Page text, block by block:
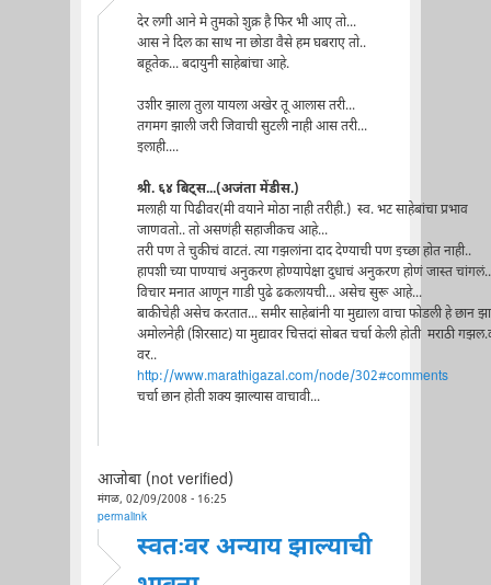
देर लगी आने मे तुमको शुक्र है फिर भी आए तो...
आस ने दिल का साथ ना छोडा वैसे हम घबराए तो..
बहूतेक... बदायुनी साहेबांचा आहे.
उशीर झाला तुला यायला अखेर तू आलास तरी...
तगमग झाली जरी जिवाची सुटली नाही आस तरी...
इलाही....
श्री. ६४ बिट्स...(अजंता मेंडीस.)
मलाही या पिढीवर(मी वयाने मोठा नाही तरीही.) स्व. भट साहेबांचा प्रभाव
जाणवतो.. तो असणंही सहाजीकच आहे...
तरी पण ते चुकीचं वाटतं. त्या गझलांना दाद देण्याची पण इच्छा होत नाही..
हापशी च्या पाण्याचं अनुकरण होण्यापेक्षा दुधाचं अनुकरण होणं जास्त
विचार मनात आणून गाडी पुढे ढकलायची... असेच सुरू आहे...
बाकीचेही असेच करतात... समीर साहेबांनी या मुद्याला वाचा फोडली हे छान
अमोलनेही (शिरसाट) या मुद्यावर चित्तदां सोबत चर्चा केली होती मराठी
वर..
http://www.marathigazal.com/node/302#comments
चर्चा छान होती शक्य झाल्यास वाचावी...
आजोबा (not verified)
मंगळ, 02/09/2008 - 16:25
permalink
स्वतःवर अन्याय झाल्याची